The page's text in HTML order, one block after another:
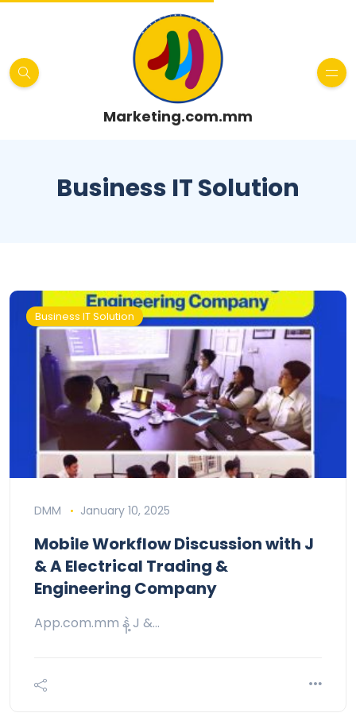
Marketing.com.mm
Business IT Solution
Business IT Solution
DMM January 10, 2025
Mobile Workflow Discussion with J
& A Electrical Trading &
Engineering Company
App.com.mm နဲ့ J &…